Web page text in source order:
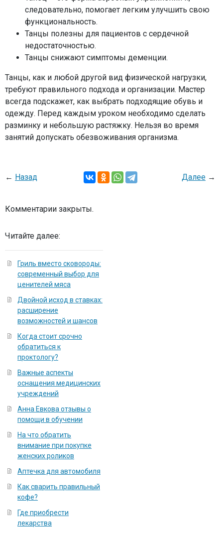
следовательно, помогает легким улучшить свою
функциональность.
Танцы полезны для пациентов с сердечной
недостаточностью.
Танцы снижают симптомы деменции.
Танцы, как и любой другой вид физической нагрузки,
требуют правильного подхода и организации. Мастер
всегда подскажет, как выбрать подходящие обувь и
одежду. Перед каждым уроком необходимо сделать
разминку и небольшую растяжку. Нельзя во время
занятий допускать обезвоживания организма.
← Назад Далее →
Комментарии закрыты.
Читайте далее:
Гриль вместо сковороды:
современный выбор для
ценителей мяса
Двойной исход в ставках:
расширение
возможностей и шансов
Когда стоит срочно
обратиться к
проктологу?
Важные аспекты
оснащения медицинских
учреждений
Анна Евкова отзывы о
помощи в обучении
На что обратить
внимание при покупке
женских роликов
Аптечка для автомобиля
Как сварить правильный
кофе?
Где приобрести
лекарства